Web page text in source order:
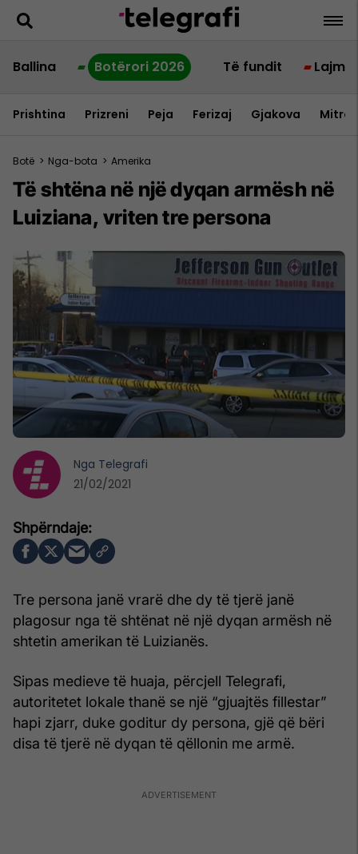
Ballina Botërori 2026 Të fundit Lajme
Prishtina Prizreni Peja Ferizaj Gjakova
Botë > Nga-bota > Amerika
Të shtëna në një dyqan armësh në
Luiziana, vriten tre persona
Tre persona janë vrarë dhe dy të tjerë janë
plagosur nga të shtënat në një dyqan armësh në
shtetin amerikan të Luizianës.
Sipas medieve të huaja, përcjell Telegrafi,
autoritetet lokale thanë se një “gjuajtës fillestar”
hapi zjarr, duke goditur dy persona, gjë që bëri
disa të tjerë në dyqan të qëllonin me armë.
Nga Telegrafi
21/02/2021